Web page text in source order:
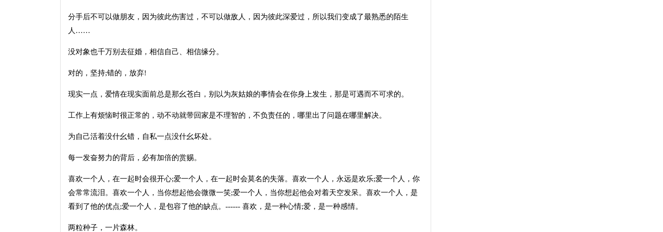
分手后不可以做朋友，因为彼此伤害过，不可以做敌人，因为彼此深爱过，所以我们变成了最熟悉的陌生
人……
没对象也千万别去征婚，相信自己、相信缘分。
对的，坚持;错的，放弃!
现实一点，爱情在现实面前总是那幺苍白，别以为灰姑娘的事情会在你身上发生，那是可遇而不可求的。
工作上有烦恼时很正常的，动不动就带回家是不理智的，不负责任的，哪里出了问题在哪里解决。
为自己活着没什幺错，自私一点没什幺坏处。
每一发奋努力的背后，必有加倍的赏赐。
喜欢一个人，在一起时会很开心;爱一个人，在一起时会莫名的失落。喜欢一个人，永远是欢乐;爱一个人，你
会常常流泪。喜欢一个人，当你想起他会微微一笑;爱一个人，当你想起他会对着天空发呆。喜欢一个人，是
看到了他的优点;爱一个人，是包容了他的缺点。------ 喜欢，是一种心情;爱，是一种感情。
两粒种子，一片森林。